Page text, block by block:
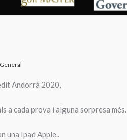
General
Andorrà 2020,
a cada prova i alguna sorpresa més.
una Ipad Apple..